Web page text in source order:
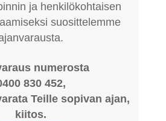
ja henkilökohtaisen
suosittelemme
numerosta
830 452,
Teille sopivan ajan,
kiitos.